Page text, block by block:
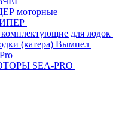
моторные
для лодок
(катера) Вымпел
SEA-PRO